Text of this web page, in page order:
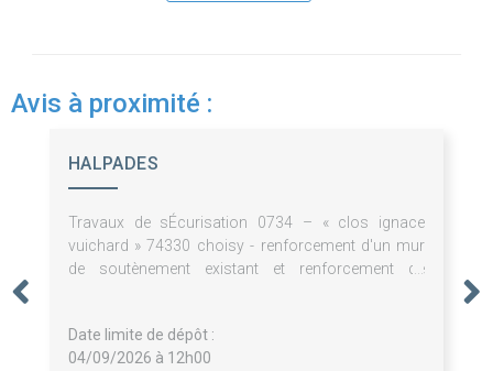
Avis à proximité :
HALPADES
Travaux de sÉcurisation 0734 – « clos ignace
vuichard » 74330 choisy - renforcement d'un mur
de soutènement existant et renforcement de
Date limite de dépôt :
04/09/2026 à 12h00